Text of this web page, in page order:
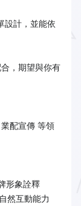
設計，並能依
，期望與你有
配宣傳 等領
形象詮釋
然互動能力